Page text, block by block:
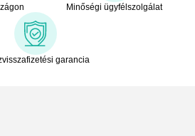
Minőségi ügyfélszolgálat
garancia